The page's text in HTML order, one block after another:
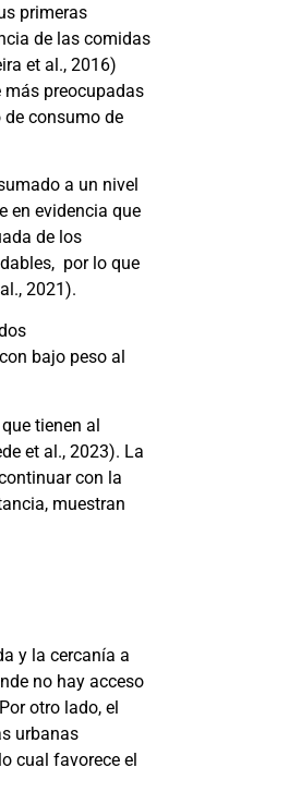
primeras
de las comidas
et al., 2016)
más preocupadas
consumo de
a un nivel
en evidencia que
de los
por lo que
2021).
bajo peso al
tienen al
et al., 2023). La
con la
muestran
y la cercanía a
no hay acceso
otro lado, el
urbanas
cual favorece el